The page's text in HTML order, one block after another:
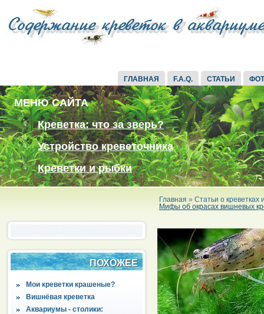
ГЛАВНАЯ F.A.Q. СТАТЬИ
МЕНЮ САЙТА
Креветка: что за зверь?
Устройство креветочника
Креветки и рыбки
Главная » Статьи о креветках
Мифы об окрасах вишневых
ПОХОЖЕЕ
Мои креветки крашеные?
Вишнёвая креветка
Аквариумы - столики: